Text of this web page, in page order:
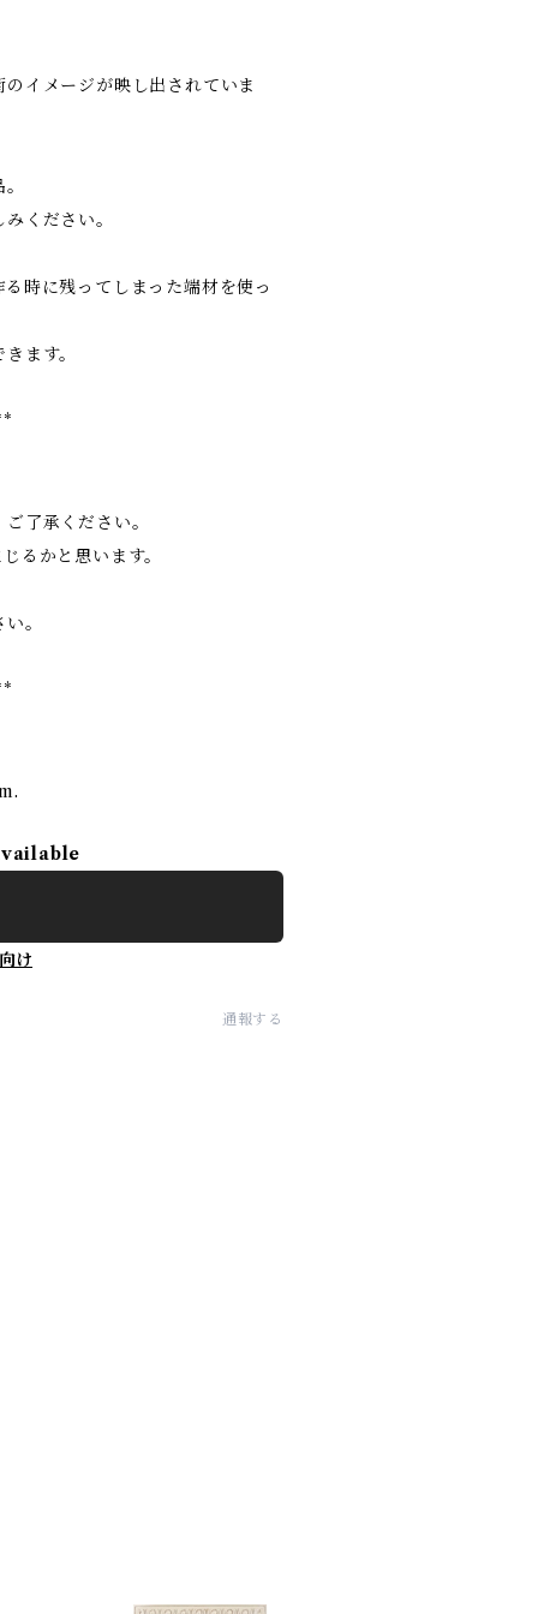
イメージが映し出されていま
ください。
時に残ってしまった端材を使っ
ます。
了承ください。
るかと思います。
。
け
通報する